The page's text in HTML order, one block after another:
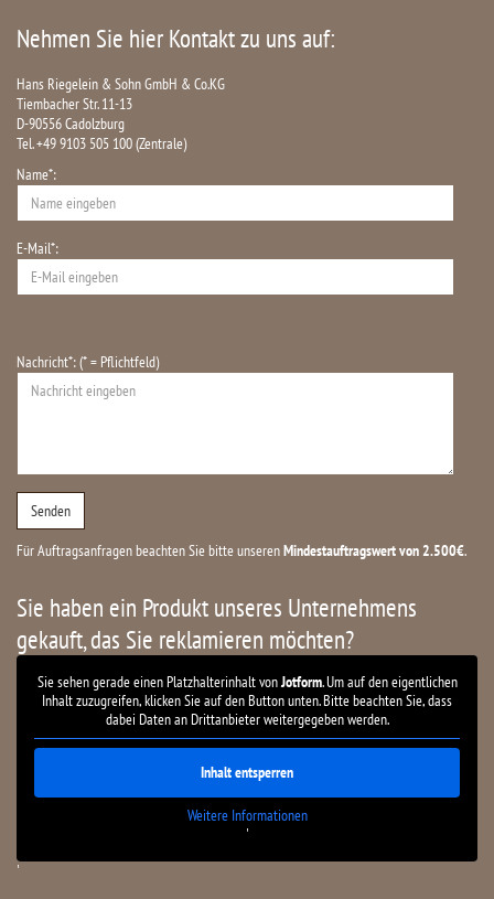
Nehmen Sie hier Kontakt zu uns auf:
Hans Riegelein & Sohn GmbH & Co.KG
Tiembacher Str. 11-13
D-90556 Cadolzburg
Tel. +49 9103 505 100 (Zentrale)
Name*:
E-Mail*:
Nachricht*: (* = Pflichtfeld)
Für Auftragsanfragen beachten Sie bitte unserenMindestauftragswert von 2.500€.
Sie haben ein Produkt unseres Unternehmens
gekauft, das Sie reklamieren möchten?
Sie sehen gerade einen Platzhalterinhalt vonJotform. Um auf den eigentlichen
Inhalt zuzugreifen, klicken Sie auf den Button unten. Bitte beachten Sie, dass
dabei Daten an Drittanbieter weitergegeben werden.
Inhalt entsperren
Weitere Informationen
'
'